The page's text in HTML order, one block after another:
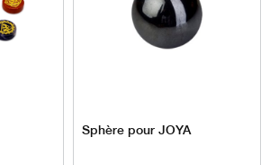
Sphère pour JOYA